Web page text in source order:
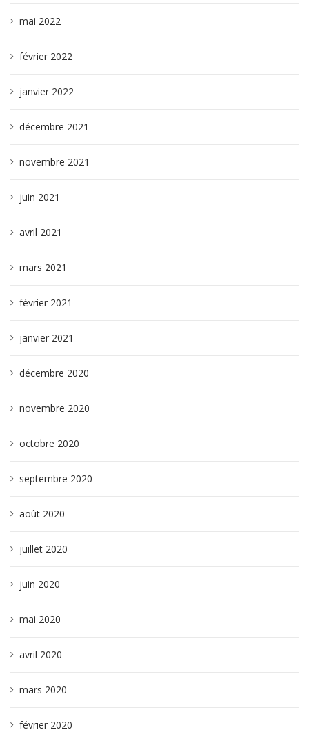
mai 2022
février 2022
janvier 2022
décembre 2021
novembre 2021
juin 2021
avril 2021
mars 2021
février 2021
janvier 2021
décembre 2020
novembre 2020
octobre 2020
septembre 2020
août 2020
juillet 2020
juin 2020
mai 2020
avril 2020
mars 2020
février 2020